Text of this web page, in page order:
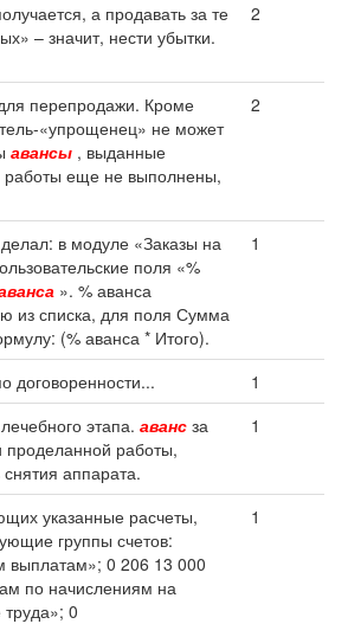
а продавать за те
– значит, нести убытки.
2
перепродажи. Кроме
«упрощенец» не может
авансы , выданные
работы еще не выполнены,
2
в модуле «Заказы на
поля «%
». % аванса
из списка, для поля Сумма
(% аванса * Итого).
1
договоренности...
1
этапа. аванс за
проделанной работы,
аппарата.
1
указанные расчеты,
группы счетов:
выплатам»; 0 206 13 000
по начислениям на
0
1